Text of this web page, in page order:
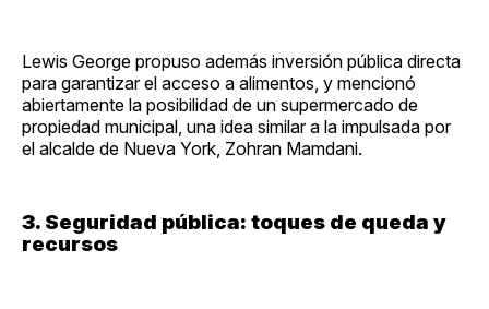
Lewis George propuso además inversión pública directa
para garantizar el acceso a alimentos, y mencionó
abiertamente la posibilidad de un supermercado de
propiedad municipal, una idea similar a la impulsada por
el alcalde de Nueva York, Zohran Mamdani.
3. Seguridad pública: toques de queda y
recursos